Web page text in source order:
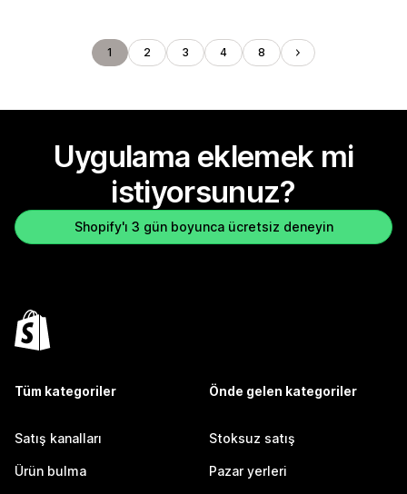
1 2 3 4 8
Uygulama eklemek mi
istiyorsunuz?
Shopify'ı 3 gün boyunca ücretsiz deneyin
Tüm kategoriler
Satış kanalları
Ürün bulma
Önde gelen kategoriler
Stoksuz satış
Pazar yerleri